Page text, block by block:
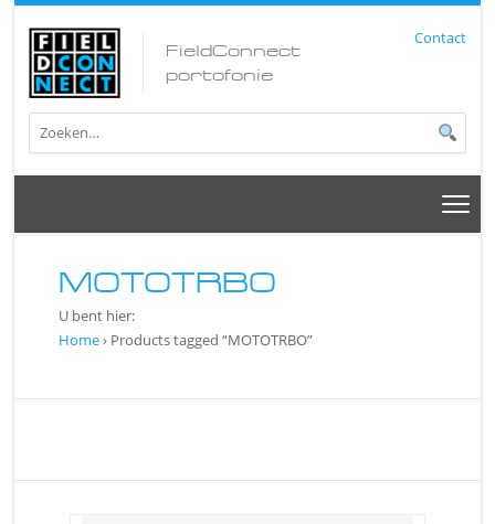
FieldConnect
portofonie
Contact
MOTOTRBO
U bent hier:
Home› Products tagged “MOTOTRBO”